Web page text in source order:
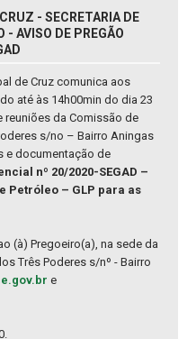
- SECRETARIA DE
- AVISO DE PREGÃO
de Cruz comunica aos
até às 14h00min do dia 23
reuniões da Comissão de
s/no – Bairro Aningas
e documentação de
nº 20/2020-SEGAD –
Petróleo – GLP para as
(à) Pregoeiro(a), na sede da
Três Poderes s/nº - Bairro
e